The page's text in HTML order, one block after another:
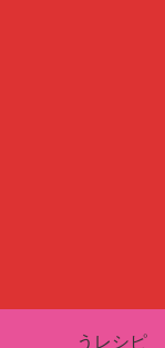
うレシピ